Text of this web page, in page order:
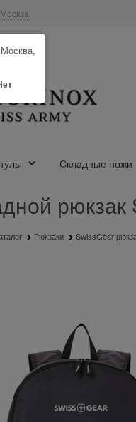
Москва
Складные ножи
Рюкзаки SwissGear